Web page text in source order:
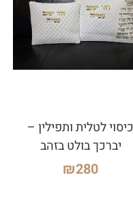
כיסוי לטלית ותפילין –
יברכך בולט בזהב
₪280